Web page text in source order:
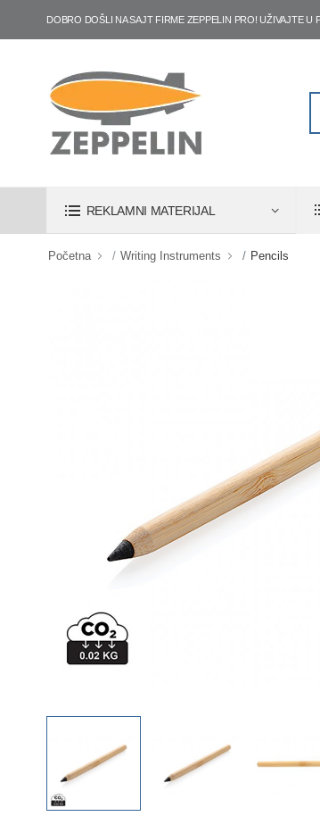
DOBRO DOŠLI NA SAJT FIRME ZEPPELIN PRO! UŽIVAJTE U
REKLAMNI MATERIJAL
Početna Writing Instruments Pencils